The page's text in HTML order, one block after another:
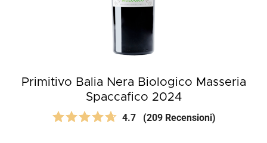
Primitivo Balia Nera Biologico Masseria
Spaccafico 2024
4.7 (209 Recensioni)